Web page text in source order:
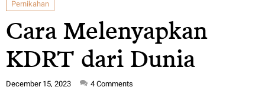
Pernikahan
Cara Melenyapkan
KDRT dari Dunia
December 15, 2023 4 Comments